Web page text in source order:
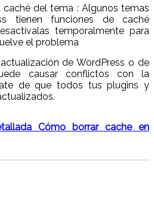
caché del tema : Algunos temas
tienen funciones de caché
temporalmente para
el problema
de WordPress o de
causar conflictos con la
de que todos tus plugins y
Cómo borrar cache en